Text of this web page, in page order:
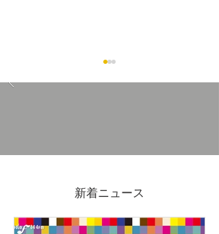
を取り扱っています
新着ニュース